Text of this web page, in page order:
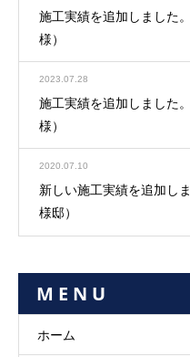
施工実績を追加しました
様）
2023.07.28
施工実績を追加しました
様）
2020.07.10
新しい施工実績を追加し
様邸）
M E N U
ホーム